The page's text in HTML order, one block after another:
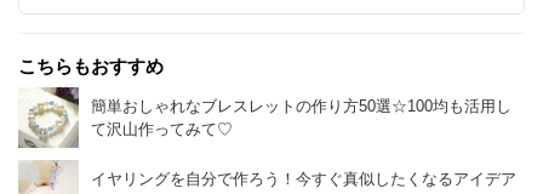
こちらもおすすめ
簡単おしゃれなブレスレットの作り方50選☆100均も活用し
て沢山作ってみて♡
イヤリングを自分で作ろう！今すぐ真似したくなるアイデア